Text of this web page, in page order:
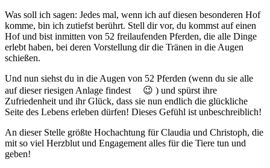
Was soll ich sagen: Jedes mal, wenn ich auf diesen besonderen Hof
komme, bin ich zutiefst berührt. Stell dir vor, du kommst auf einen
Hof und bist inmitten von 52 freilaufenden Pferden, die alle Dinge
erlebt haben, bei deren Vorstellung dir die Tränen in die Augen
schießen.
Und nun siehst du in die Augen von 52 Pferden (wenn du sie alle
auf dieser riesigen Anlage findest
😉 ) und spürst ihre
Zufriedenheit und ihr Glück, dass sie nun endlich die glückliche
Seite des Lebens erleben dürfen! Dieses Gefühl ist unbeschreiblich!
An dieser Stelle größte Hochachtung für Claudia und Christoph, die
mit so viel Herzblut und Engagement alles für die Tiere tun und
geben!